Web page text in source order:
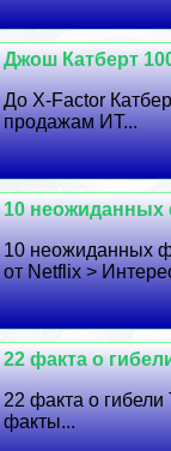
Джош Катберт
До X-Factor
продажам ИТ...
10 неожиданных
10 неожиданных
от Netflix >
22 факта о
22 факта о
факты...